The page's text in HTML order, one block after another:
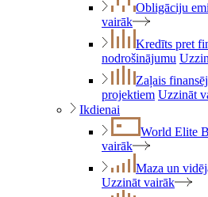
Obligāciju
vairāk
Kredīts pret
nodrošinājumu
Zaļais
projektiem Uzzināt
Ikdienai
World Elite
vairāk
Maza un
Uzzināt vairāk